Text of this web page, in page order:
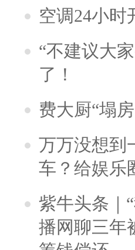
空调24小时
“不建议大
了！
费大厨“塌房
万万没想到
车？给娱乐
紫牛头条｜
播网聊三年